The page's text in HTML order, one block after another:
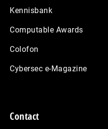
Kennisbank
Computable Awards
Colofon
Cybersec e-Magazine
Contact